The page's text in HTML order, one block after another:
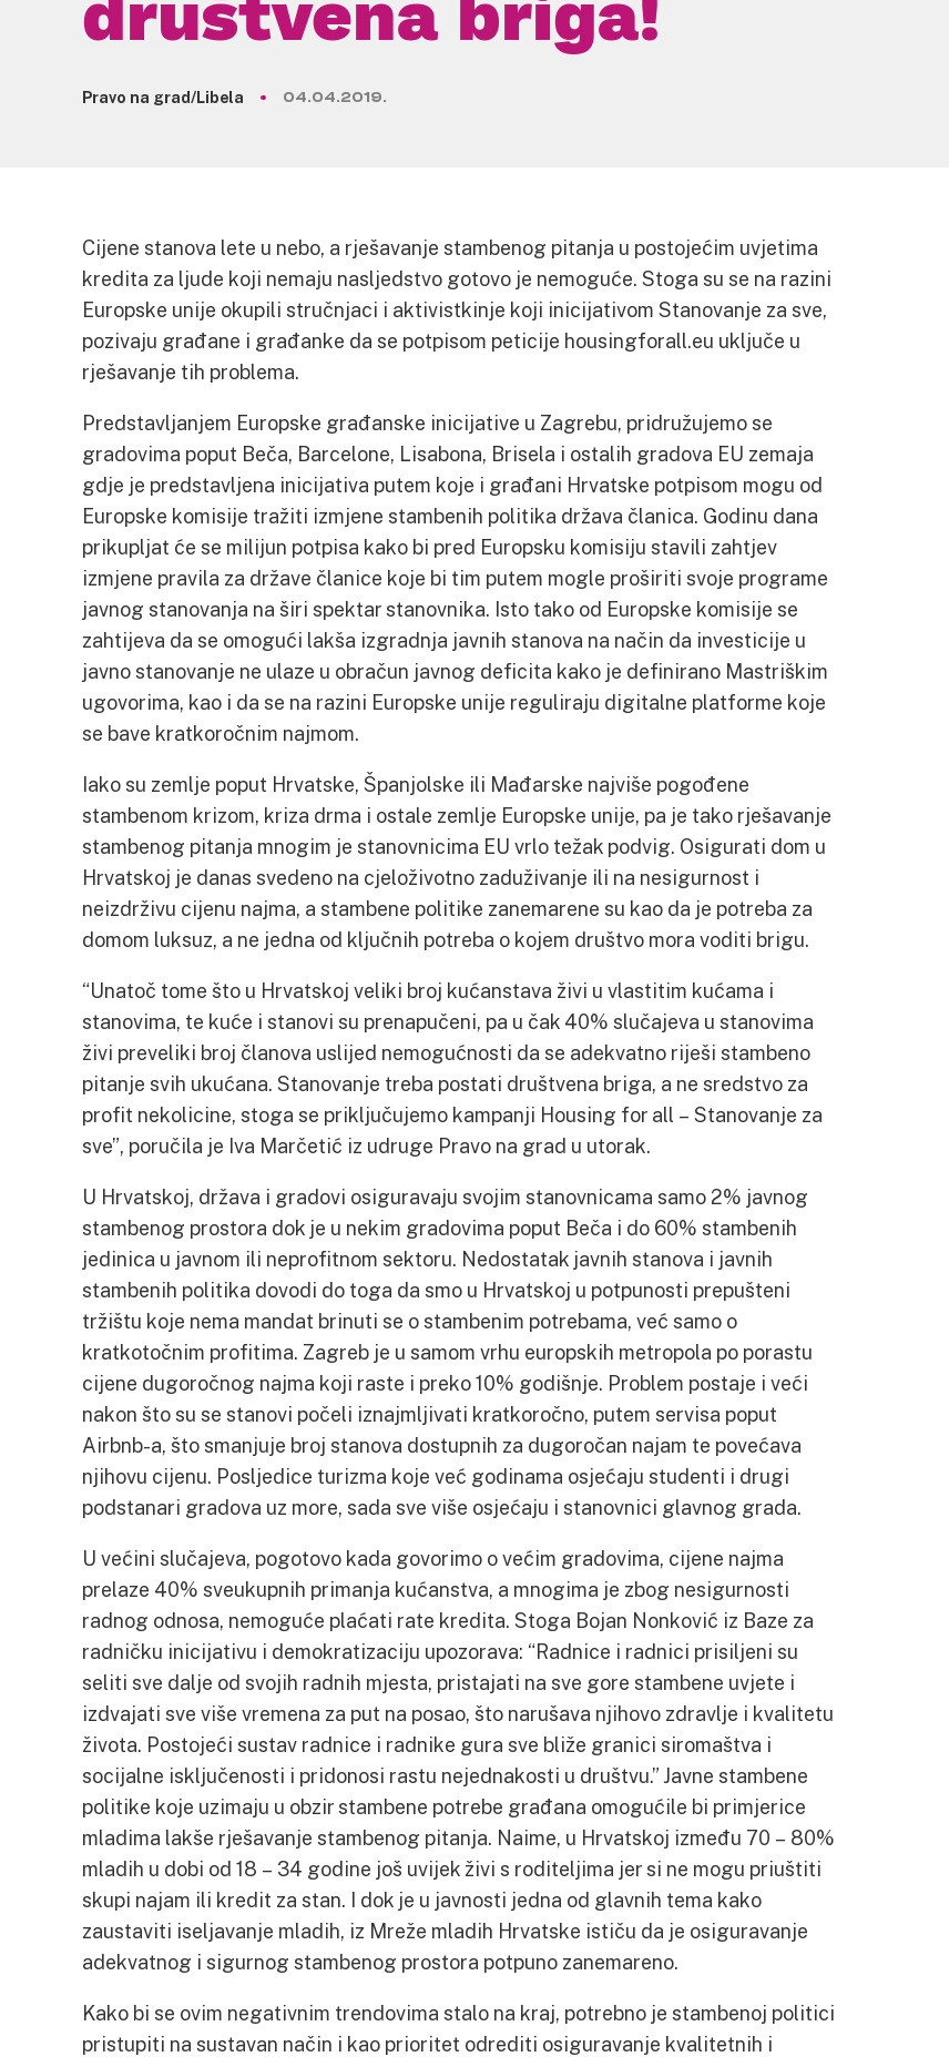
Pravo na grad/Libela 04.04.2019.
Cijene stanova lete u nebo, a rješavanje stambenog pitanja u postojećim uvjetima
kredita za ljude koji nemaju nasljedstvo gotovo je nemoguće. Stoga su se na razini
Europske unije okupili stručnjaci i aktivistkinje koji inicijativom Stanovanje za sve,
pozivaju građane i građanke da se potpisom peticije housingforall.eu uključe u
rješavanje tih problema.
Predstavljanjem Europske građanske inicijative u Zagrebu, pridružujemo se
gradovima poput Beča, Barcelone, Lisabona, Brisela i ostalih gradova EU zemaja
gdje je predstavljena inicijativa putem koje i građani Hrvatske potpisom mogu od
Europske komisije tražiti izmjene stambenih politika država članica. Godinu dana
prikupljat će se milijun potpisa kako bi pred Europsku komisiju stavili zahtjev
izmjene pravila za države članice koje bi tim putem mogle proširiti svoje programe
javnog stanovanja na širi spektar stanovnika. Isto tako od Europske komisije se
zahtijeva da se omogući lakša izgradnja javnih stanova na način da investicije u
javno stanovanje ne ulaze u obračun javnog deficita kako je definirano Mastriškim
ugovorima, kao i da se na razini Europske unije reguliraju digitalne platforme koje
se bave kratkoročnim najmom.
Iako su zemlje poput Hrvatske, Španjolske ili Mađarske najviše pogođene
stambenom krizom, kriza drma i ostale zemlje Europske unije, pa je tako rješavanje
stambenog pitanja mnogim je stanovnicima EU vrlo težak podvig. Osigurati dom u
Hrvatskoj je danas svedeno na cjeloživotno zaduživanje ili na nesigurnost i
neizdrživu cijenu najma, a stambene politike zanemarene su kao da je potreba za
domom luksuz, a ne jedna od ključnih potreba o kojem društvo mora voditi brigu.
“Unatoč tome što u Hrvatskoj veliki broj kućanstava živi u vlastitim kućama i
stanovima, te kuće i stanovi su prenapučeni, pa u čak 40% slučajeva u stanovima
živi preveliki broj članova uslijed nemogućnosti da se adekvatno riješi stambeno
pitanje svih ukućana. Stanovanje treba postati društvena briga, a ne sredstvo za
profit nekolicine, stoga se priključujemo kampanji Housing for all – Stanovanje za
sve”, poručila je Iva Marčetić iz udruge Pravo na grad u utorak.
U Hrvatskoj, država i gradovi osiguravaju svojim stanovnicama samo 2% javnog
stambenog prostora dok je u nekim gradovima poput Beča i do 60% stambenih
jedinica u javnom ili neprofitnom sektoru. Nedostatak javnih stanova i javnih
stambenih politika dovodi do toga da smo u Hrvatskoj u potpunosti prepušteni
tržištu koje nema mandat brinuti se o stambenim potrebama, već samo o
kratkotočnim profitima. Zagreb je u samom vrhu europskih metropola po porastu
cijene dugoročnog najma koji raste i preko 10% godišnje. Problem postaje i veći
nakon što su se stanovi počeli iznajmljivati kratkoročno, putem servisa poput
Airbnb-a, što smanjuje broj stanova dostupnih za dugoročan najam te povećava
njihovu cijenu. Posljedice turizma koje već godinama osjećaju studenti i drugi
podstanari gradova uz more, sada sve više osjećaju i stanovnici glavnog grada.
U većini slučajeva, pogotovo kada govorimo o većim gradovima, cijene najma
prelaze 40% sveukupnih primanja kućanstva, a mnogima je zbog nesigurnosti
radnog odnosa, nemoguće plaćati rate kredita. Stoga Bojan Nonković iz Baze za
radničku inicijativu i demokratizaciju upozorava: “Radnice i radnici prisiljeni su
seliti sve dalje od svojih radnih mjesta, pristajati na sve gore stambene uvjete i
izdvajati sve više vremena za put na posao, što narušava njihovo zdravlje i kvalitetu
života. Postojeći sustav radnice i radnike gura sve bliže granici siromaštva i
socijalne isključenosti i pridonosi rastu nejednakosti u društvu.” Javne stambene
politike koje uzimaju u obzir stambene potrebe građana omogućile bi primjerice
mladima lakše rješavanje stambenog pitanja. Naime, u Hrvatskoj između 70 – 80%
mladih u dobi od 18 – 34 godine još uvijek živi s roditeljima jer si ne mogu priuštiti
skupi najam ili kredit za stan. I dok je u javnosti jedna od glavnih tema kako
zaustaviti iseljavanje mladih, iz Mreže mladih Hrvatske ističu da je osiguravanje
adekvatnog i sigurnog stambenog prostora potpuno zanemareno.
Kako bi se ovim negativnim trendovima stalo na kraj, potrebno je stambenoj politici
pristupiti na sustavan način i kao prioritet odrediti osiguravanje kvalitetnih i